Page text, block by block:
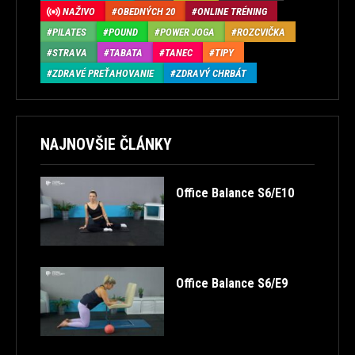
NAŽIVO
OBEDNÝCH 20
ONLINE TRÉNING
PILATES
POUND POWER JOGA
ROZCVIČKA
STRAVA
TABATA TANEC
TIPY
ZDRAVÉ PREŤAHOVANIE
ZDRAVÝ CHRBÁT
NAJNOVŠIE ČLÁNKY
Office Balance S6/E10
Office Balance S6/E9